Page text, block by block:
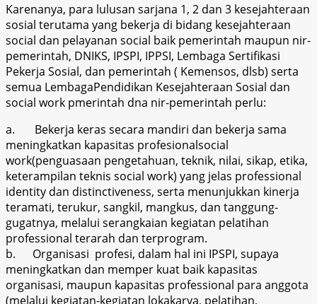
Karenanya, para lulusan sarjana 1, 2 dan 3 kesejahteraan
sosial terutama yang bekerja di bidang kesejahteraan
social dan pelayanan social baik pemerintah maupun nir-
pemerintah, DNIKS, IPSPI, IPPSI, Lembaga Sertifikasi
Pekerja Sosial, dan pemerintah ( Kemensos, dlsb) serta
semua LembagaPendidikan Kesejahteraan Sosial dan
social work pmerintah dna nir-pemerintah perlu:
a.
Bekerja keras secara mandiri dan bekerja sama
meningkatkan kapasitas profesionalsocial
work(penguasaan pengetahuan, teknik, nilai, sikap, etika,
keterampilan teknis social work) yang jelas professional
identity dan distinctiveness, serta menunjukkan kinerja
teramati, terukur, sangkil, mangkus, dan tanggung-
gugatnya, melalui serangkaian kegiatan pelatihan
professional terarah dan terprogram.
b.
Organisasi profesi, dalam hal ini IPSPI, supaya
meningkatkan dan memper kuat baik kapasitas
organisasi, maupun kapasitas professional para anggota
(melalui kegiatan-kegiatan lokakarya, pelatihan,